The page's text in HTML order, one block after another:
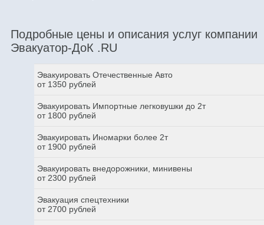
Подробные цены и описания услуг компании
Эвакуатор-ДоК .RU
Эвакуировать Отечественные Авто
от 1350 рублей
Эвакуировать Импортные легковушки до 2т
от 1800 рублей
Эвакуировать Иномарки более 2т
от 1900 рублей
Эвакуировать внедорожники, минивены
от 2300 рублей
Эвакуация спецтехники
от 2700 рублей